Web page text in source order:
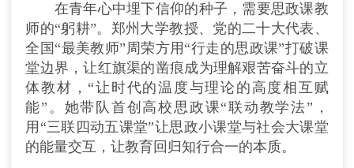
在青年心中埋下信仰的种子，需要思政课教
师的“躬耕”。郑州大学教授、党的二十大代表、
全国“最美教师”周荣方用“行走的思政课”打破课
堂边界，让红旗渠的凿痕成为理解艰苦奋斗的立
体教材，“让时代的温度与理论的高度相互赋
能”。她带队首创高校思政课“联动教学法”，
用“三联四动五课堂”让思政小课堂与社会大课堂
的能量交互，让教育回归知行合一的本质。